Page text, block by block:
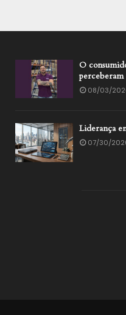
O
perceberam
08/03/
Liderança
07/30/